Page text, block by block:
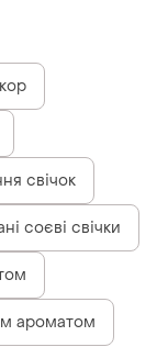
свічок
соєві свічки
ароматом